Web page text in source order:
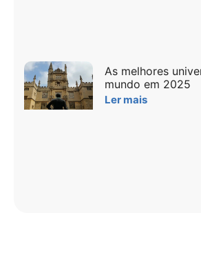
As melhores
mundo em 2025
Ler mais